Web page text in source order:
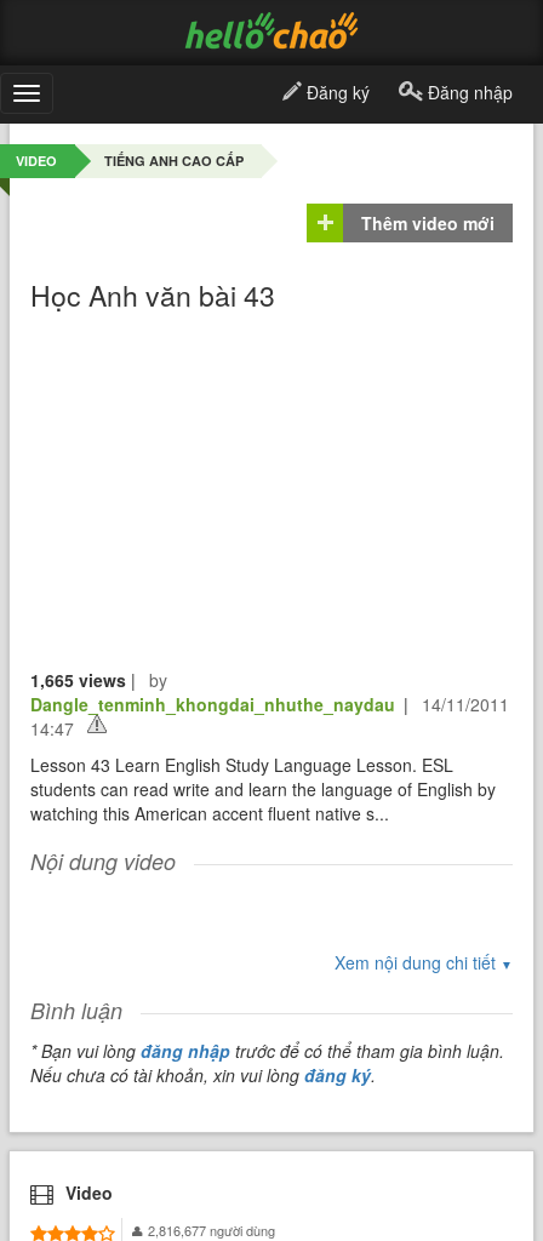
Toggle
navigation
Đăng ký Đăng nhập
VIDEO TIẾNG ANH CAO CẤP
Thêm video mới
Học Anh văn bài 43
1,665 views |
by
Dangle_tenminh_khongdai_nhuthe_naydau |
14/11/2011
14:47
Lesson 43 Learn English Study Language Lesson. ESL
students can read write and learn the language of English by
watching this American accent fluent native s...
Nội dung video
Xem nội dung chi tiết ▼
Bình luận
* Bạn vui lòngđăng nhập trước để có thể tham gia bình luận.
Nếu chưa có tài khoản, xin vui lòngđăng ký.
Video
2,816,677 người dùng